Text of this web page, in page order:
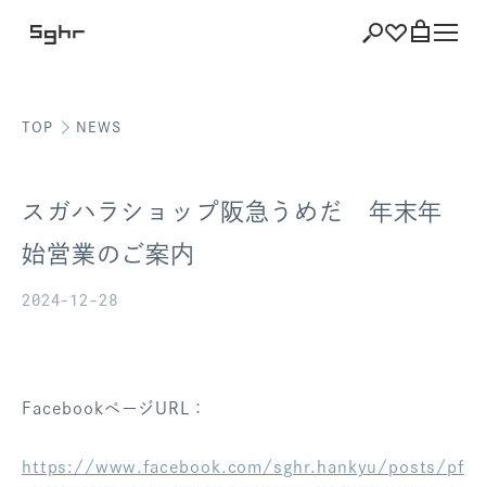
ショッピング バッグを見る
お気に入り
TOP NEWS
スガハラショップ阪急うめだ 年末年
始営業のご案内
2024-12-28
FacebookページURL：
https://www.facebook.com/sghr.hankyu/posts/pf